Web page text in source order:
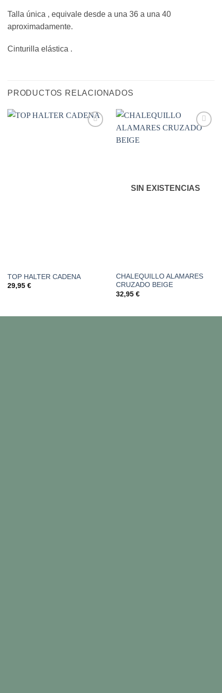
Talla única , equivale desde a una 36 a una 40
aproximadamente.
Cinturilla elástica .
PRODUCTOS RELACIONADOS
TOP HALTER CADENA
29,95 €
SIN EXISTENCIAS
CHALEQUILLO ALAMARES
CRUZADO BEIGE
32,95 €